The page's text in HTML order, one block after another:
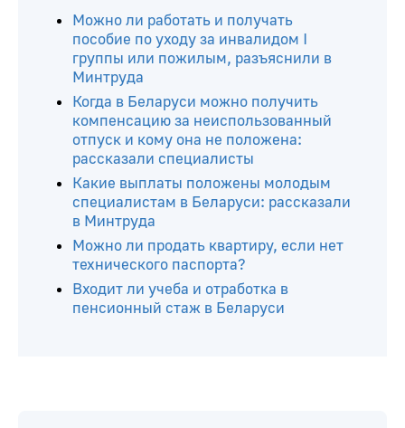
Можно ли работать и получать
пособие по уходу за инвалидом I
группы или пожилым, разъяснили в
Минтруда
Когда в Беларуси можно получить
компенсацию за неиспользованный
отпуск и кому она не положена:
рассказали специалисты
Какие выплаты положены молодым
специалистам в Беларуси: рассказали
в Минтруда
Можно ли продать квартиру, если нет
технического паспорта?
Входит ли учеба и отработка в
пенсионный стаж в Беларуси